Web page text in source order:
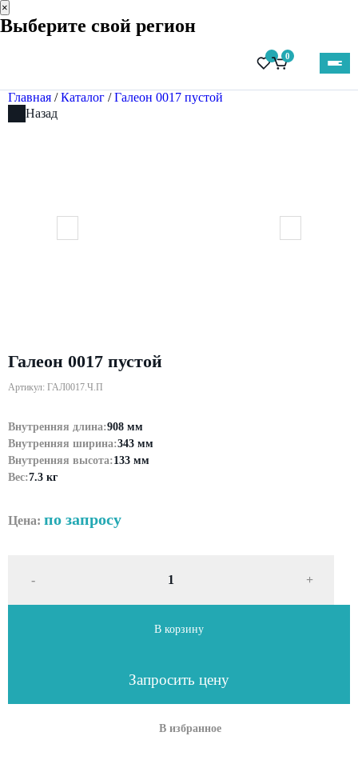
×
Выберите свой регион
0
Главная / Каталог / Галеон 0017 пустой
Назад
Галеон 0017 пустой
Артикул: ГАЛ0017.Ч.П
Внутренняя длина:908 мм
Внутренняя ширина:343 мм
Внутренняя высота:133 мм
Вес:7.3 кг
Цена: по запросу
- +
В корзину
Запросить цену
В избранное